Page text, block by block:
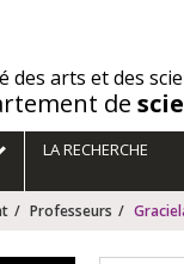
des arts et des
de
LA RECHERCHE
Professeurs